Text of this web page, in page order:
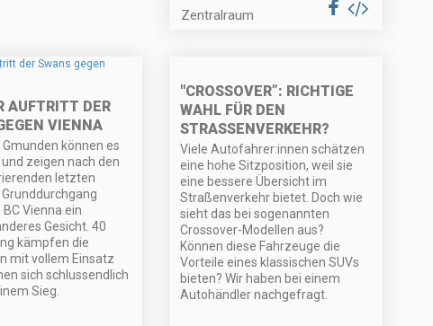
Zentralraum
AUFTRITT DER
VIENNA
Gmunden können es
zeigen nach den
letzten
Vienna ein
Gesicht. 40
kämpfen die
mit vollem Einsatz
sich schlussendlich
Sieg.
"CROSSOVER”: RICHTIGE
WAHL FÜR DEN
STRASSENVERKEHR?
Viele Autofahrer:innen schätzen
eine hohe Sitzposition, weil sie
eine bessere Übersicht im
Straßenverkehr bietet. Doch wie
sieht das bei sogenannten
Crossover-Modellen aus?
Können diese Fahrzeuge die
Vorteile eines klassischen SUVs
bieten? Wir haben bei einem
Autohändler nachgefragt.